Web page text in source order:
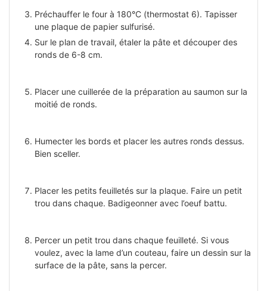
Préchauffer le four à 180°C (thermostat 6). Tapisser
une plaque de papier sulfurisé.
Sur le plan de travail, étaler la pâte et découper des
ronds de 6-8 cm.
Placer une cuillerée de la préparation au saumon sur la
moitié de ronds.
Humecter les bords et placer les autres ronds dessus.
Bien sceller.
Placer les petits feuilletés sur la plaque. Faire un petit
trou dans chaque. Badigeonner avec l’oeuf battu.
Percer un petit trou dans chaque feuilleté. Si vous
voulez, avec la lame d’un couteau, faire un dessin sur la
surface de la pâte, sans la percer.